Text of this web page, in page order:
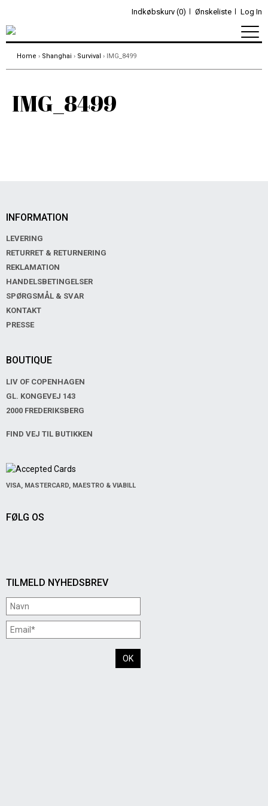
Indkøbskurv (0) Ønskeliste Log In
Home › Shanghai › Survival › IMG_8499
IMG_8499
INFORMATION
LEVERING
RETURRET & RETURNERING
REKLAMATION
HANDELSBETINGELSER
SPØRGSMÅL & SVAR
KONTAKT
PRESSE
BOUTIQUE
LIV OF COPENHAGEN
GL. KONGEVEJ 143
2000 FREDERIKSBERG
FIND VEJ TIL BUTIKKEN
TILMELD NYHEDSBREV
FØLG OS
VISA, MASTERCARD, MAESTRO & VIABILL